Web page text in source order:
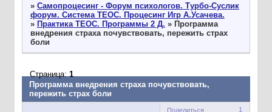
» Самопроцесинг - Форум психологов. Турбо-Суслик
форум. Система ТЕОС. Процесинг Игр А.Усачева.
» Практика ТЕОС. Программы 2 Д. » Программа
внедрения страха почувствовать, пережить страх
боли
Программа внедрения страха почувствовать,
пережить страх боли
Страница:1
Поделиться
1